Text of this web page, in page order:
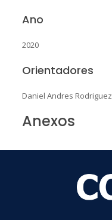
Ano
2020
Orientadores
Daniel Andres Rodriguez
Anexos